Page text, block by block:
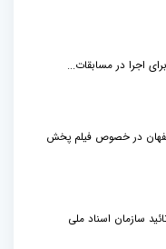
اجرا در مسابقات...
در خصوص فیلم پخش
سازمان اسناد ملی